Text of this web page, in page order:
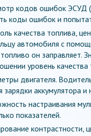
кодов ошибок ЭСУД
коды ошибок и
качества топлива,
автомобиля с
он заправляет.
уровень качества
двигателя.
зарядки аккумулятора
настраивания
показателей.
контрастности,